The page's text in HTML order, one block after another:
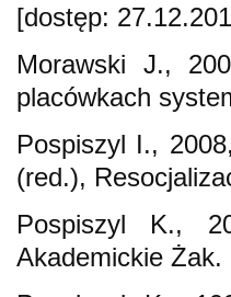
[dostęp:
Morawski J.,
placówkach
Pospiszyl I.,
(red.),
Pospiszyl K.,
Akademickie Żak.